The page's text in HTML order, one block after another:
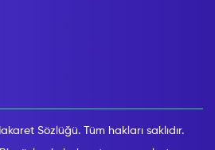
Sözlüğü. Tüm hakları saklıdır.